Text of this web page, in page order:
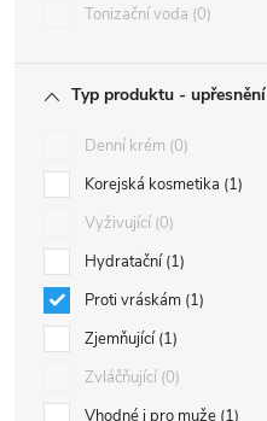
Tonizační voda 0
Typ produktu - upřesnění
Denní krém 0
Korejská kosmetika 1
Vyživující 0
Hydratační 1
Proti vráskám 1
Zjemňující 1
Zvláčňující 0
Vhodné i pro muže 1